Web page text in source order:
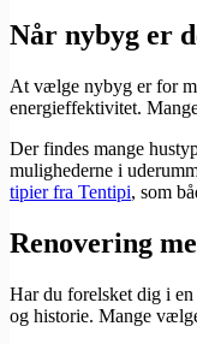
Når nybyg er
At vælge nybyg er for
energieffektivitet.
Der findes mange
mulighederne i
tipier fra Tentipi, som
Renovering
Har du forelsket dig i
og historie. Mange